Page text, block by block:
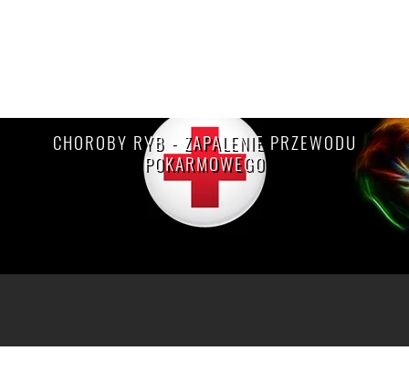
CHOROBY RYB - ZAPALENIE PRZEWODU
POKARMOWEGO